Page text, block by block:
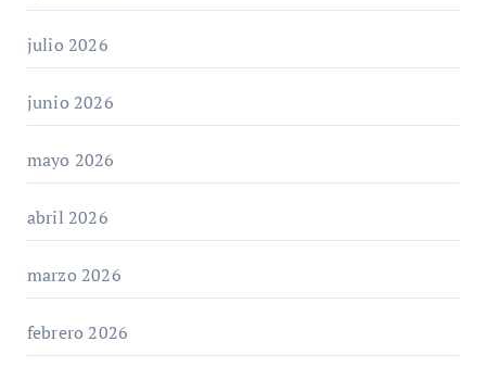
julio 2026
junio 2026
mayo 2026
abril 2026
marzo 2026
febrero 2026